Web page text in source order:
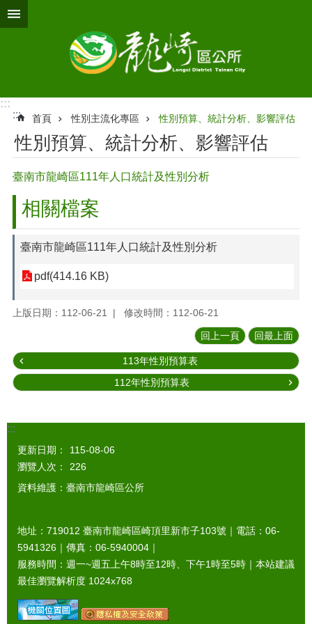
跳到主要內容區塊
:::
:::
首頁 性別主流化專區 性別預算、統計分析、影響評估
性別預算、統計分析、影響評估
臺南市龍崎區111年人口統計及性別分析
相關檔案
臺南市龍崎區111年人口統計及性別分析
pdf(414.16 KB)
上版日期：112-06-21 修改時間：112-06-21
回上一頁 回最上面
113年性別預算表
112年性別預算表
:::
更新日期：
115-08-06
瀏覽人次：
226
資料維護：臺南市龍崎區公所
地址：719012 臺南市龍崎區崎頂里新市子103號｜電話：06-
5941326｜傳真：06-5940004｜
服務時間：週一~週五上午8時至12時、下午1時至5時｜本站建議
最佳瀏覽解析度 1024x768